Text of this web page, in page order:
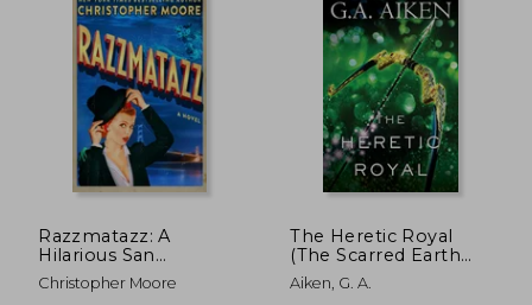
45%
dcto. $ 26.38
45%
dcto.
Razzmatazz: A
Hilarious San
Francisco Murder
Mystery with
Christopher Moore
The Heretic Royal
(The Scarred Earth
Saga) (en Inglés)
Aiken, G. A.